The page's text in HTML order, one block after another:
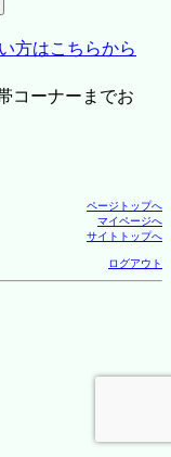
方はこちらから
コーナーまでお
ページトップへ
マイページへ
サイトトップへ
ログアウト